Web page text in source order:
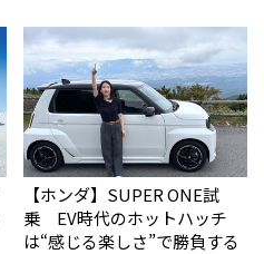
【ホンダ】SUPER ONE試
乗 EV時代のホットハッチ
は“感じる楽しさ”で勝負する